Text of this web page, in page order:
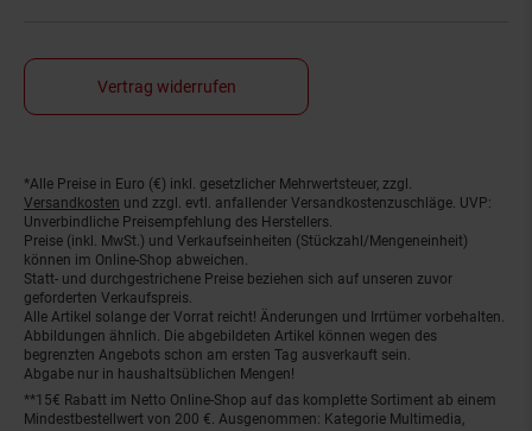
Vertrag widerrufen
Fußnoten
*Alle Preise in Euro (€) inkl. gesetzlicher Mehrwertsteuer, zzgl.
Versandkosten und zzgl. evtl. anfallender Versandkostenzuschläge. UVP:
Unverbindliche Preisempfehlung des Herstellers.
Preise (inkl. MwSt.) und Verkaufseinheiten (Stückzahl/Mengeneinheit)
können im Online-Shop abweichen.
Statt- und durchgestrichene Preise beziehen sich auf unseren zuvor
geforderten Verkaufspreis.
Alle Artikel solange der Vorrat reicht! Änderungen und Irrtümer vorbehalten.
Abbildungen ähnlich. Die abgebildeten Artikel können wegen des
begrenzten Angebots schon am ersten Tag ausverkauft sein.
Abgabe nur in haushaltsüblichen Mengen!
**15€ Rabatt im Netto Online-Shop auf das komplette Sortiment ab einem
Mindestbestellwert von 200 €. Ausgenommen: Kategorie Multimedia,